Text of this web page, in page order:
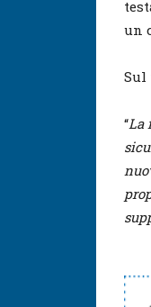
un
Sul
“La